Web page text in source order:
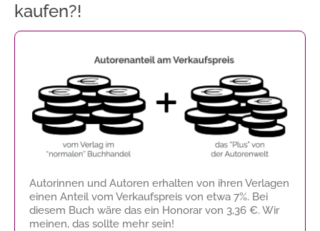
kaufen?!
Autorinnen und Autoren erhalten von ihren Verlagen
einen Anteil vom Verkaufspreis von etwa 7%. Bei
diesem Buch wäre das ein Honorar von 3,36 €. Wir
meinen, das sollte mehr sein!